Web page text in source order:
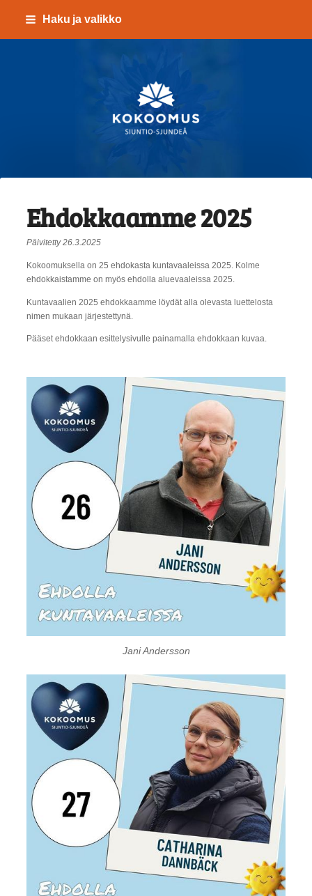
Siirry
sisältöön
Haku ja valikko
Kokoomus Siuntio-
Ehdokkaamme 2025
Päivitetty 26.3.2025
Kokoomuksella on 25 ehdokasta kuntavaaleissa 2025. Kolme
ehdokkaistamme on myös ehdolla aluevaaleissa 2025.
Kuntavaalien 2025 ehdokkaamme löydät alla olevasta luettelosta
nimen mukaan järjestettynä.
Pääset ehdokkaan esittelysivulle painamalla ehdokkaan kuvaa.
Jani Andersson